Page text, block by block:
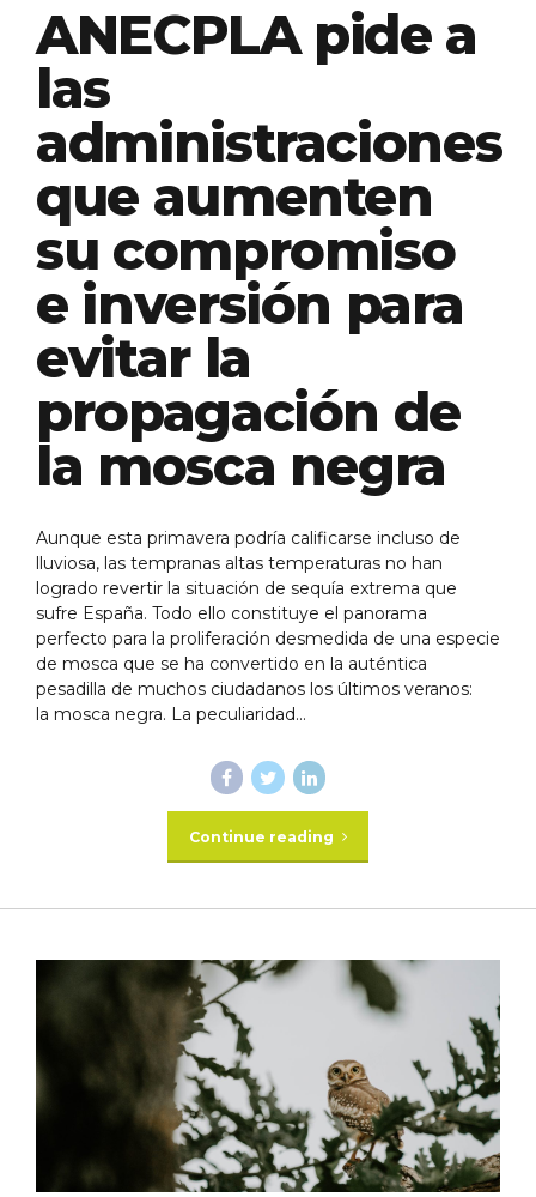
ANECPLA pide a
las
administraciones
que aumenten
su compromiso
e inversión para
evitar la
propagación de
la mosca negra
Aunque esta primavera podría calificarse incluso de
lluviosa, las tempranas altas temperaturas no han
logrado revertir la situación de sequía extrema que
sufre España. Todo ello constituye el panorama
perfecto para la proliferación desmedida de una especie
de mosca que se ha convertido en la auténtica
pesadilla de muchos ciudadanos los últimos veranos:
la mosca negra. La peculiaridad...
Continue reading